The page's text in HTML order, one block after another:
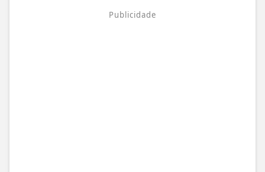
Publicidade